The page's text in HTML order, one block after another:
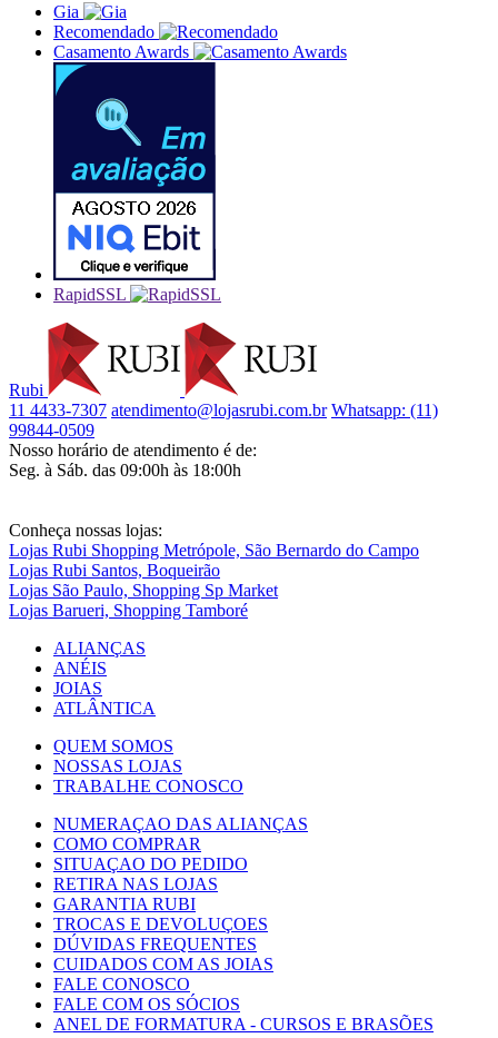
Gia
Recomendado
Casamento Awards
RapidSSL
Rubi
11 4433-7307 atendimento@lojasrubi.com.br Whatsapp: (11)
99844-0509
Nosso horário de atendimento é de:
Seg. à Sáb. das 09:00h às 18:00h
Conheça nossas lojas:
Lojas Rubi Shopping Metrópole, São Bernardo do Campo
Lojas Rubi Santos, Boqueirão
Lojas São Paulo, Shopping Sp Market
Lojas Barueri, Shopping Tamboré
ALIANÇAS
ANÉIS
JOIAS
ATLÂNTICA
QUEM SOMOS
NOSSAS LOJAS
TRABALHE CONOSCO
NUMERAÇAO DAS ALIANÇAS
COMO COMPRAR
SITUAÇAO DO PEDIDO
RETIRA NAS LOJAS
GARANTIA RUBI
TROCAS E DEVOLUÇOES
DÚVIDAS FREQUENTES
CUIDADOS COM AS JOIAS
FALE CONOSCO
FALE COM OS SÓCIOS
ANEL DE FORMATURA - CURSOS E BRASÕES